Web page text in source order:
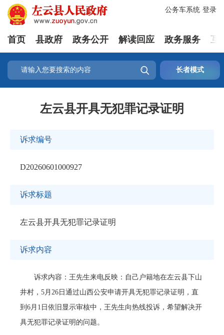
登录
公务车系统
首页 县政府 政务公开 解读回应 政务服务 互
 长者模式
左云县开具无犯罪记录证明
诉求编号
D20260601000927
诉求标题
左云县开具无犯罪记录证明
诉求内容
诉求内容：王先生来电反映：自己户籍地在左云县下山
井村，5月26日通过山西公安申请开具无犯罪记录证明，直
到6月1日依旧显示审核中，王先生向热线投诉，希望解决开
具无犯罪记录证明的问题。